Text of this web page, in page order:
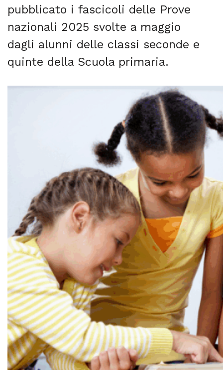
pubblicato i fascicoli delle Prove
nazionali 2025 svolte a maggio
dagli alunni delle classi seconde e
quinte della Scuola primaria.